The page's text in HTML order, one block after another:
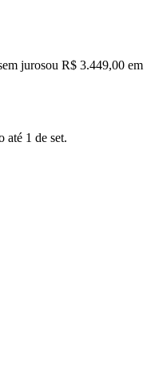
jurosou R$ 3.449,00 em
até 1 de set.